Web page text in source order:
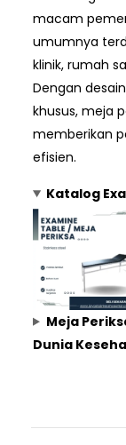
macam
umumnya
klinik, rumah
Dengan
khusus, meja
memberikan
efisien.
Katalog
Meja
Dunia